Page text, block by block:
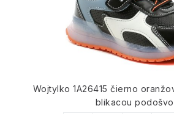
Wojtylko 1A26415 čierno
blikacou